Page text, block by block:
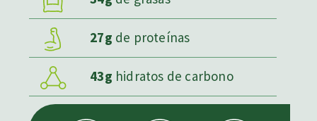
27g de proteínas
43g hidratos de carbono